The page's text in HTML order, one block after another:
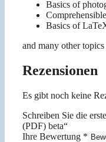
Basics of
Basics of
and many other
Rezensionen
Es gibt noch keine
Schreiben Sie die
(PDF) beta“
Ihre Bewertung *